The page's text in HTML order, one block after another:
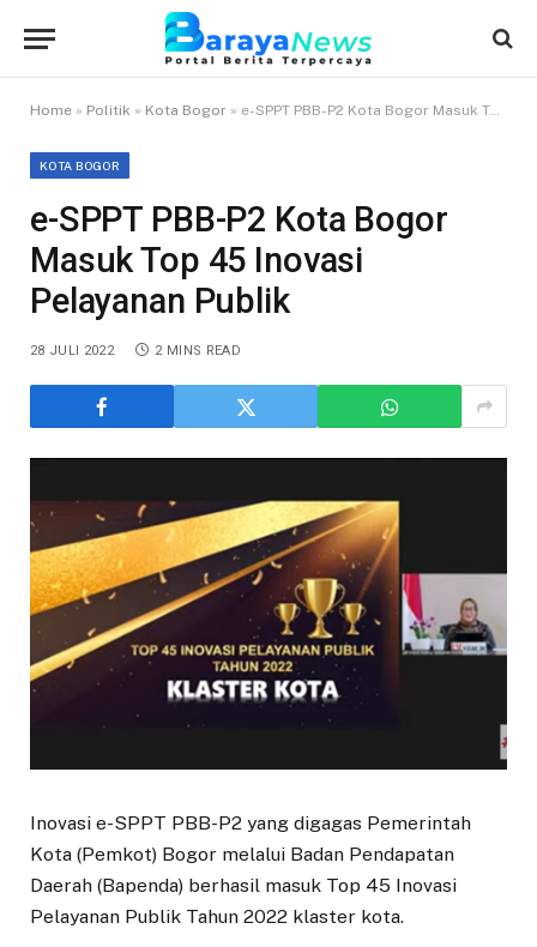
Home » Politik » Kota Bogor » e-SPPT PBB-P2 Kota Bogor Masuk Top 45 Inovasi Pelayanan Publik
KOTA BOGOR
e-SPPT PBB-P2 Kota Bogor
Masuk Top 45 Inovasi
Pelayanan Publik
28 JULI 2022 2 MINS READ
Inovasi e-SPPT PBB-P2 yang digagas Pemerintah
Kota (Pemkot) Bogor melalui Badan Pendapatan
Daerah (Bapenda) berhasil masuk Top 45 Inovasi
Pelayanan Publik Tahun 2022 klaster kota.